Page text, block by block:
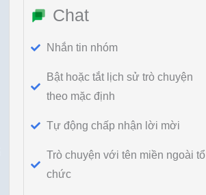
Chat
Nhắn tin nhóm
Bật hoặc tắt lịch sử trò chuyện
theo mặc định
Tự động chấp nhận lời mời
Trò chuyện với tên miền ngoài tổ
chức